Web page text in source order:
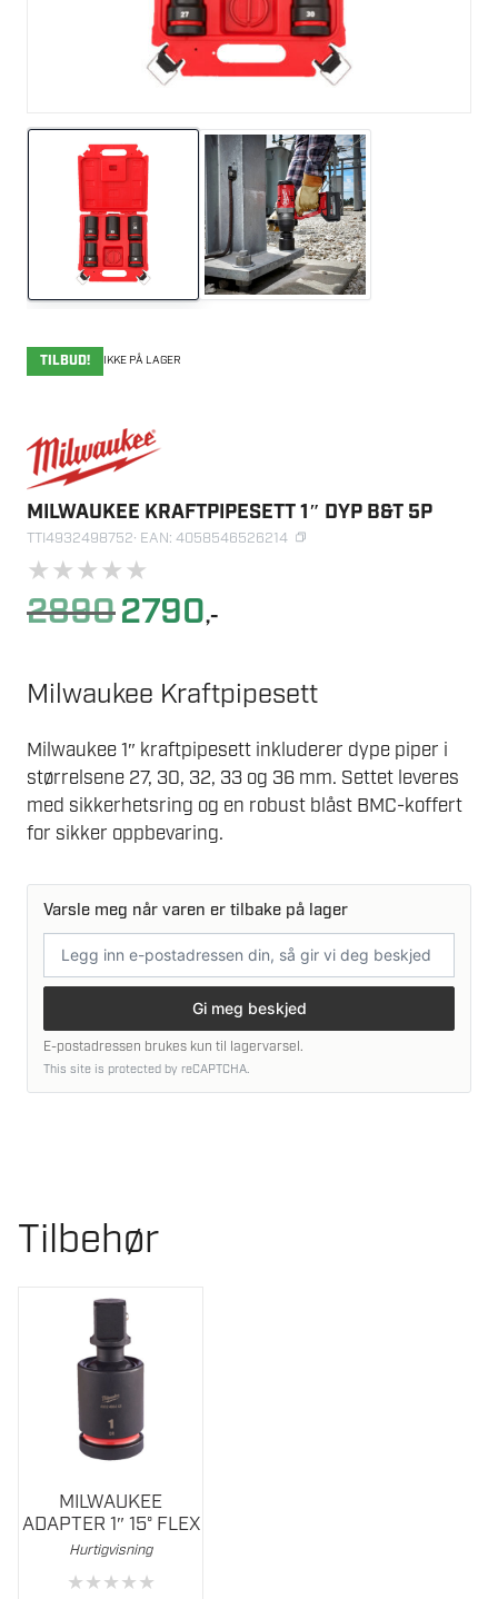
TILBUD! IKKE PÅ LAGER
MILWAUKEE KRAFTPIPESETT 1″ DYP B&T 5P
TTI4932498752· EAN: 4058546526214
★★★★★
2890 Opprinnelig
pris
2890.
2790pris
2790.
,-
Milwaukee Kraftpipesett
Milwaukee 1″ kraftpipesett inkluderer dype piper i
størrelsene 27, 30, 32, 33 og 36 mm. Settet leveres
med sikkerhetsring og en robust blåst BMC-koffert
for sikker oppbevaring.
Varsle meg når varen er tilbake på lager
postadresse
Gi meg beskjed
E-postadressen brukes kun til lagervarsel.
This site is protected by reCAPTCHA.
Tilbehør
MILWAUKEE
ADAPTER 1″ 15° FLEX
Hurtigvisning
★★★★★